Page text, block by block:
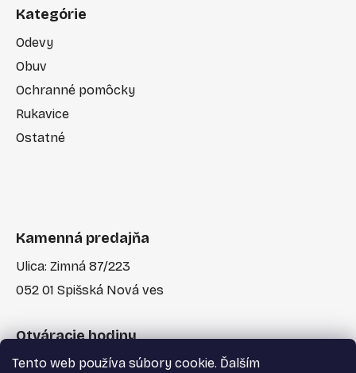
Tento web používa súbory cookie. Ďalším
Kategórie
Odevy
Obuv
Ochranné pomôcky
Rukavice
Ostatné
Kamenná predajňa
Ulica: Zimná 87/223
052 01 Spišská Nová ves
Otváracie hodiny
Po-Pia: 7:30 - 17:00